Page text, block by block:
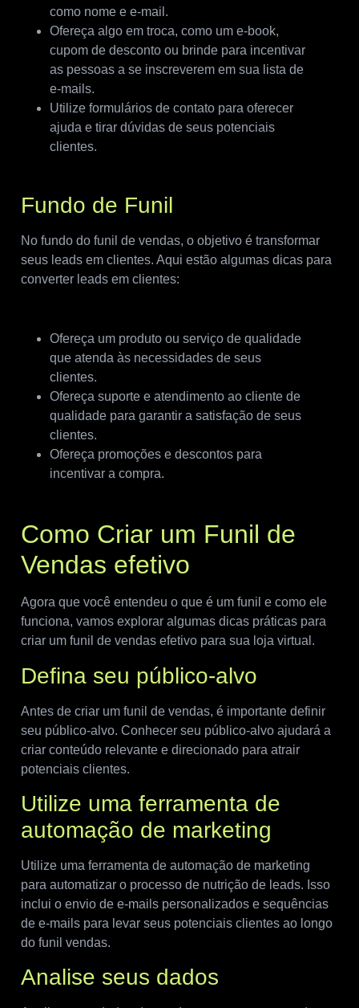
como nome e e-mail.
Ofereça algo em troca, como um e-book,
cupom de desconto ou brinde para incentivar
as pessoas a se inscreverem em sua lista de
e-mails.
Utilize formulários de contato para oferecer
ajuda e tirar dúvidas de seus potenciais
clientes.
Fundo de Funil
No fundo do funil de vendas, o objetivo é transformar
seus leads em clientes. Aqui estão algumas dicas para
converter leads em clientes:
Ofereça um produto ou serviço de qualidade
que atenda às necessidades de seus
clientes.
Ofereça suporte e atendimento ao cliente de
qualidade para garantir a satisfação de seus
clientes.
Ofereça promoções e descontos para
incentivar a compra.
Como Criar um Funil de
Vendas efetivo
Agora que você entendeu o que é um funil e como ele
funciona, vamos explorar algumas dicas práticas para
criar um funil de vendas efetivo para sua loja virtual.
Defina seu público-alvo
Antes de criar um funil de vendas, é importante definir
seu público-alvo. Conhecer seu público-alvo ajudará a
criar conteúdo relevante e direcionado para atrair
potenciais clientes.
Utilize uma ferramenta de
automação de marketing
Utilize uma ferramenta de automação de marketing
para automatizar o processo de nutrição de leads. Isso
inclui o envio de e-mails personalizados e sequências
de e-mails para levar seus potenciais clientes ao longo
do funil vendas.
Analise seus dados